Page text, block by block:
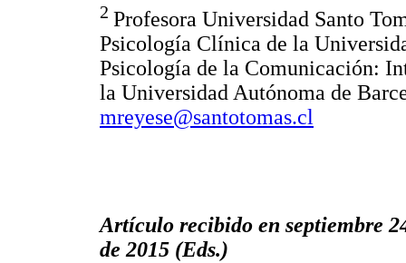
2 Profesora Universidad Santo
Psicología Clínica de la
Psicología de la Comunicación:
la Universidad Autónoma de
mreyese@santotomas.cl
Artículo recibido en septiembre
de 2015 (Eds.)